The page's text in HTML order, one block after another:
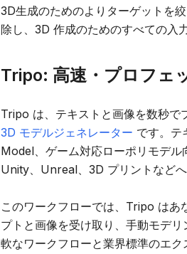
3D生成のためのよりターゲットを
除し、3D 作成のためのすべての入
Tripo: 高速・プロフェ
Tripo は、テキストと画像を数秒で
3D モデルジェネレーター です。テ
Model、ゲーム対応ローポリモデ
Unity、Unreal、3D プリントなど
このワークフローでは、Tripo はあ
プトと画像を受け取り、手動モデ
軟なワークフローと業界標準のエ